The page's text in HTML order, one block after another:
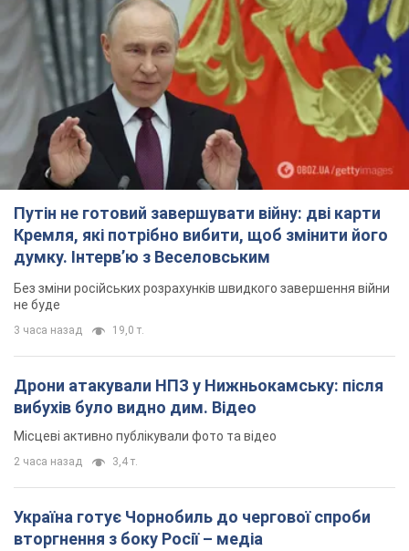
Путін не готовий завершувати війну: дві карти
Кремля, які потрібно вибити, щоб змінити його
думку. Інтерв’ю з Веселовським
Без зміни російських розрахунків швидкого завершення війни
не буде
3 часа назад 19,0 т.
Дрони атакували НПЗ у Нижньокамську: після
вибухів було видно дим. Відео
Місцеві активно публікували фото та відео
2 часа назад 3,4 т.
Україна готує Чорнобиль до чергової спроби
вторгнення з боку Росії – медіа